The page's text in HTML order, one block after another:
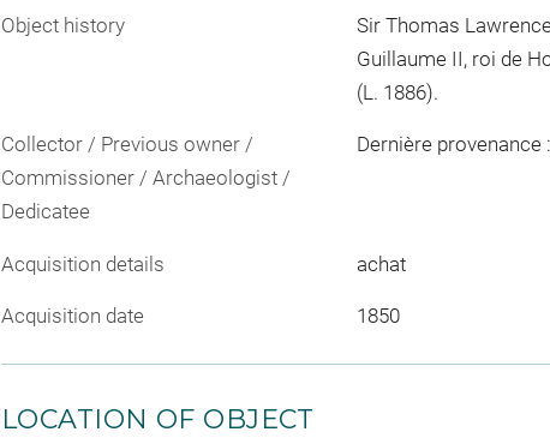
Object history
Sir Thomas
Guillaume II, roi de
(L. 1886).
Collector / Previous owner /
Commissioner / Archaeologist /
Dedicatee
Dernière provenance
Acquisition details achat
Acquisition date 1850
LOCATION OF OBJECT